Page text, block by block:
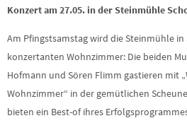
Konzert am 27.05. in der Steinmühle
Am Pfingstsamstag wird die Steinmühle in
konzertanten Wohnzimmer: Die beiden
Hofmann und Sören Flimm gastieren mit
Wohnzimmer“ in der gemütlichen
bieten ein Best-of ihres